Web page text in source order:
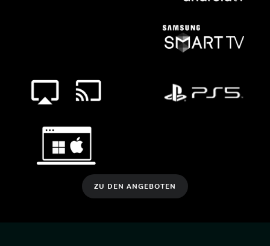
ZU DEN ANGEBOTEN